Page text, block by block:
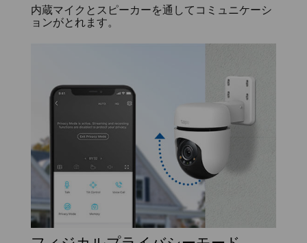
内蔵マイクとスピーカーを通してコミュニケーシ
ョンがとれます。